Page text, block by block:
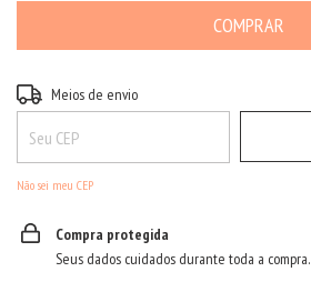
Entregas para o CEP:
Meios de envio
Não sei meu CEP
Compra protegida
Seus dados cuidados durante toda a compra.